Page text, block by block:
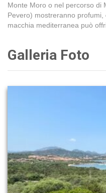
Monte Moro o nel percorso di
Pevero) mostreranno
macchia mediterranea può
Galleria Foto